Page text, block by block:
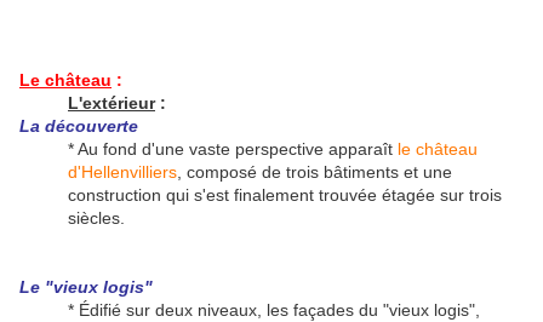
Le château :
L'extérieur:
La découverte
* Au fond d'une vaste perspective apparaît le château
d'Hellenvilliers , composé de trois bâtiments et une
construction qui s'est finalement trouvée étagée sur trois
siècles.
Le "vieux logis"
* Édifié sur deux niveaux, les façades du "vieux logis",